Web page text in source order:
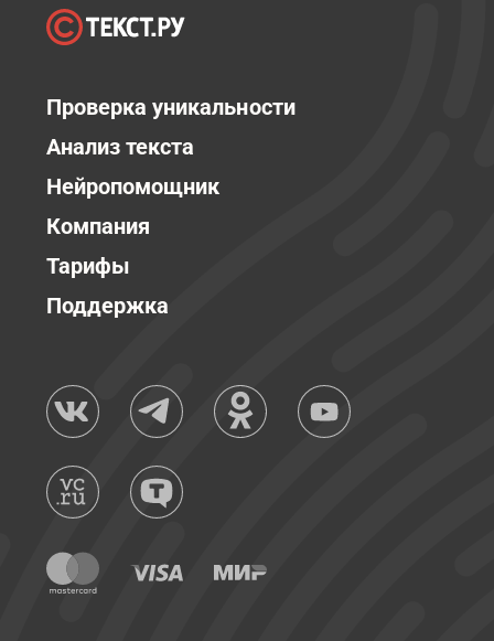
Проверка уникальности
Анализ текста
Нейропомощник
Компания
Тарифы
Поддержка